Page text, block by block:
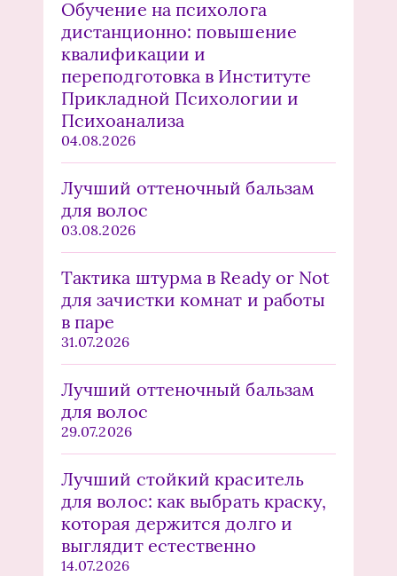
Обучение на психолога
дистанционно: повышение
квалификации и
переподготовка в Институте
Прикладной Психологии и
Психоанализа
04.08.2026
Лучший оттеночный бальзам
для волос
03.08.2026
Тактика штурма в Ready or Not
для зачистки комнат и работы
в паре
31.07.2026
Лучший оттеночный бальзам
для волос
29.07.2026
Лучший стойкий краситель
для волос: как выбрать краску,
которая держится долго и
выглядит естественно
14.07.2026